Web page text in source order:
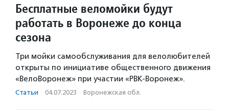
Бесплатные веломойки будут
работать в Воронеже до конца
сезона
Три мойки самообслуживания для велолюбителей
открыты по инициативе общественного движения
«ВелоВоронеж» при участии «РВК-Воронеж».
Статьи · 04.07.2023 · Воронежская обл.